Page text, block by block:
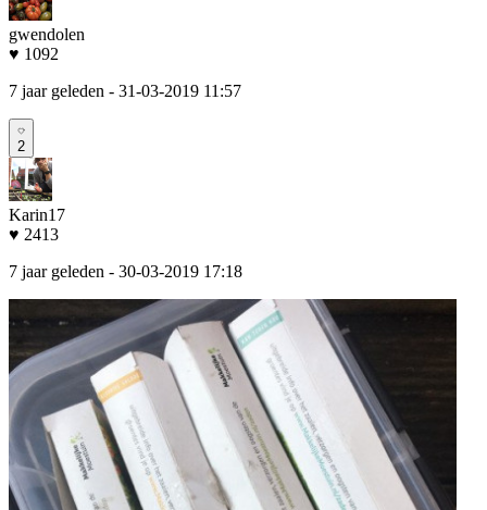
gwendolen
♥ 1092
7 jaar geleden - 31-03-2019 11:57
2
Karin17
♥ 2413
7 jaar geleden - 30-03-2019 17:18